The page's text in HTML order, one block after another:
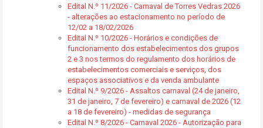
Edital N.º 11/2026 - Carnaval de Torres Vedras 2026
- alterações ao estacionamento no período de
12/02 a 18/02/2026
Edital N.º 10/2026 - Horários e condições de
funcionamento dos estabelecimentos dos grupos
2 e 3 nos termos do regulamento dos horários de
estabelecimentos comerciais e serviços, dos
espaços associativos e da venda ambulante
Edital N.º 9/2026 - Assaltos carnaval (24 de janeiro,
31 de janeiro, 7 de fevereiro) e carnaval de 2026 (12
a 18 de fevereiro) - medidas de segurança
Edital N.º 8/2026 - Carnaval 2026 - Autorização para